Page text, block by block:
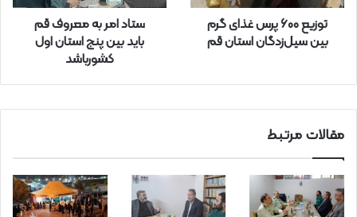
ر
توزیع ۶۰۰ پرس غذای گرم
بین سیل‌زدگان استان قم
ستاد امر به معروف ‌قم
باید بین پنج استان اول
کشورباشد
مقالات مرتبط